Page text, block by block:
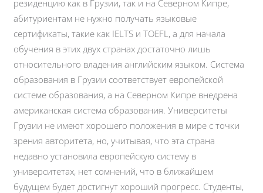
резиденцию как в Грузии, так и на Северном Кипре,
абитуриентам не нужно получать языковые
сертификаты, такие как IELTS и TOEFL, а для начала
обучения в этих двух странах достаточно лишь
относительного владения английским языком. Система
образования в Грузии соответствует европейской
системе образования, а на Северном Кипре внедрена
американская система образования. Университеты
Грузии не имеют хорошего положения в мире с точки
зрения авторитета, но, учитывая, что эта страна
недавно установила европейскую систему в
университетах, нет сомнений, что в ближайшем
будущем будет достигнут хороший прогресс. Студенты,